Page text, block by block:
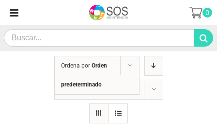
contenido
Search
for:
0
Ordena por Orden
predeterminado
Mostrar